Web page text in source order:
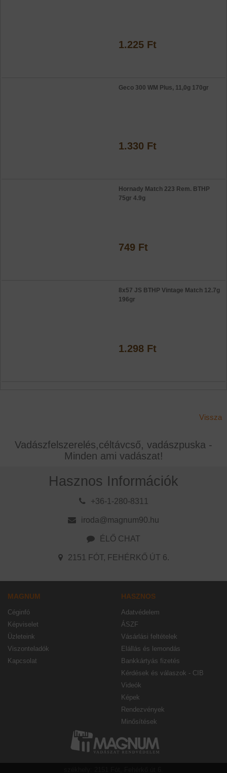
1.225 Ft
Geco 300 WM Plus, 11,0g 170gr
1.330 Ft
Hornady Match 223 Rem. BTHP
75gr 4.9g
749 Ft
8x57 JS BTHP Vintage Match 12.7g
196gr
1.298 Ft
Vissza
Vadászfelszerelés,céltávcső, vadászpuska -
Minden ami vadászat!
Hasznos Információk
+36-1-280-8311
iroda@magnum90.hu
ÉLŐ CHAT
2151 FÓT, FEHÉRKŐ ÚT 6.
MAGNUM
Céginfó
Képviselet
Üzleteink
Viszonteladók
Kapcsolat
HASZNOS
Adatvédelem
ÁSZF
Vásárlási feltételek
Elállás és lemondás
Bankkártyás fizetés
Kérdések és válaszok - CIB
Videók
Képek
Rendezvények
Minősítések